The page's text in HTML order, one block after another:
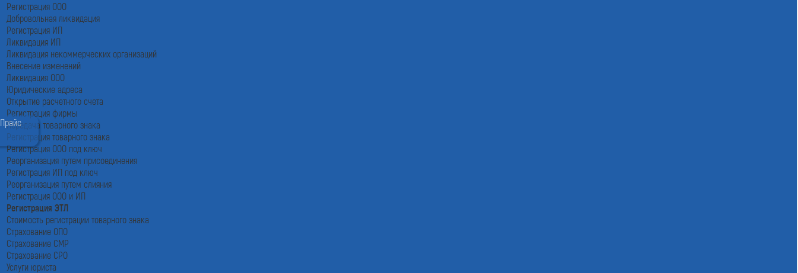
Регистрация ООО
Добровольная ликвидация
Регистрация ИП
Ликвидация ИП
Ликвидация некоммерческих организаций
Внесение изменений
Ликвидация ООО
Юридические адреса
Открытие расчетного счета
Регистрация фирмы
Передача товарного знака
Регистрация товарного знака
Регистрация ООО под ключ
Реорганизация путем присоединения
Регистрация ИП под ключ
Реорганизация путем слияния
Регистрация ООО и ИП
Регистрация ЭТЛ
Стоимость регистрации товарного знака
Страхование ОПО
Страхование СМР
Страхование СРО
Услуги юриста
Прайс